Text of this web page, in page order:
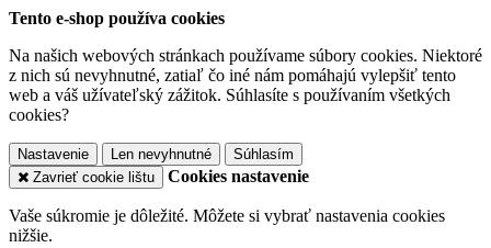
Tento e-shop používa cookies
Na našich webových stránkach používame súbory cookies. Niektoré
z nich sú nevyhnutné, zatiaľ čo iné nám pomáhajú vylepšiť tento
web a váš užívateľský zážitok. Súhlasíte s používaním všetkých
cookies?
Nastavenie Len nevyhnutné
Súhlasím
Zavrieť cookie lištu
Cookies nastavenie
Vaše súkromie je dôležité. Môžete si vybrať nastavenia cookies
nižšie.